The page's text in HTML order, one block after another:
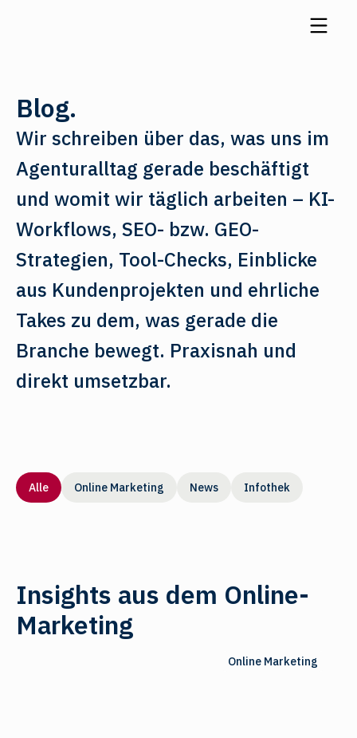
Blog.
Wir schreiben über das, was uns im
Agenturalltag gerade beschäftigt
und womit wir täglich arbeiten – KI-
Workflows, SEO- bzw. GEO-
Strategien, Tool-Checks, Einblicke
aus Kundenprojekten und ehrliche
Takes zu dem, was gerade die
Branche bewegt. Praxisnah und
direkt umsetzbar.
Alle Online Marketing News Infothek
Insights aus dem Online-
Marketing
Online Marketing